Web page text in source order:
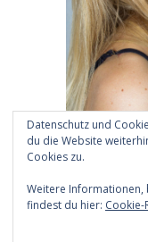
Datenschutz und
du die Website
Cookies zu.
Weitere Informationen,
findest du hier: Cookie-